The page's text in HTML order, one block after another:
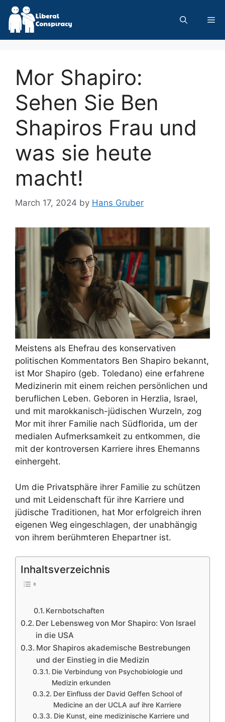
Skip
content
Mor Shapiro:
Sehen Sie Ben
Shapiros Frau und
was sie heute
macht!
March 17, 2024 by Hans Gruber
Meistens als Ehefrau des konservativen
politischen Kommentators Ben Shapiro bekannt,
ist Mor Shapiro (geb. Toledano) eine erfahrene
Medizinerin mit einem reichen persönlichen und
beruflichen Leben. Geboren in Herzlia, Israel,
und mit marokkanisch-jüdischen Wurzeln, zog
Mor mit ihrer Familie nach Südflorida, um der
medialen Aufmerksamkeit zu entkommen, die
mit der kontroversen Karriere ihres Ehemanns
einhergeht.
Um die Privatsphäre ihrer Familie zu schützen
und mit Leidenschaft für ihre Karriere und
jüdische Traditionen, hat Mor erfolgreich ihren
eigenen Weg eingeschlagen, der unabhängig
von ihrem berühmteren Ehepartner ist.
Inhaltsverzeichnis
Kernbotschaften
Der Lebensweg von Mor Shapiro: Von Israel
in die USA
Mor Shapiros akademische Bestrebungen
und der Einstieg in die Medizin
Die Verbindung von Psychobiologie und
Medizin erkunden
Der Einfluss der David Geffen School of
Medicine an der UCLA auf ihre Karriere
Die Kunst, eine medizinische Karriere und